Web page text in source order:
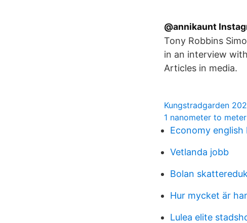
@annikaunt
Tony Robbins
in an interview
Articles in media.
Kungstradgarden
1 nanometer to meter
Economy
Vetlanda jobb
Bolan
Hur mycket är
Lulea elite